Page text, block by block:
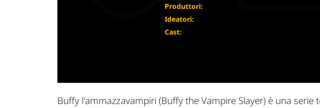
Produttori:
Ideatori:
Cast:
Buffy l'ammazzavampiri (Buffy the Vampire Slayer) è una